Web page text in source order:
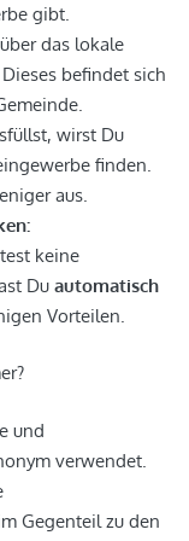
gibt.
das lokale
befindet sich
wirst Du
finden.
aus.
keine
Du automatisch
Vorteilen.
und
verwendet.
Gegenteil zu den